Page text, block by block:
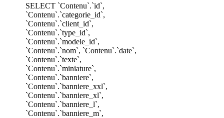
SELECT `Contenu`.`id`,
`Contenu`.`categorie_id`,
`Contenu`.`client_id`,
`Contenu`.`type_id`,
`Contenu`.`modele_id`,
`Contenu`.`nom`, `Contenu`.`date`,
`Contenu`.`texte`,
`Contenu`.`miniature`,
`Contenu`.`banniere`,
`Contenu`.`banniere_xxl`,
`Contenu`.`banniere_xl`,
`Contenu`.`banniere_l`,
`Contenu`.`banniere_m`,